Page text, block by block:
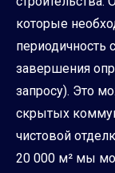
которые
периодичность
завершения
запросу). Это
скрытых
чистовой
20 000 м² мы